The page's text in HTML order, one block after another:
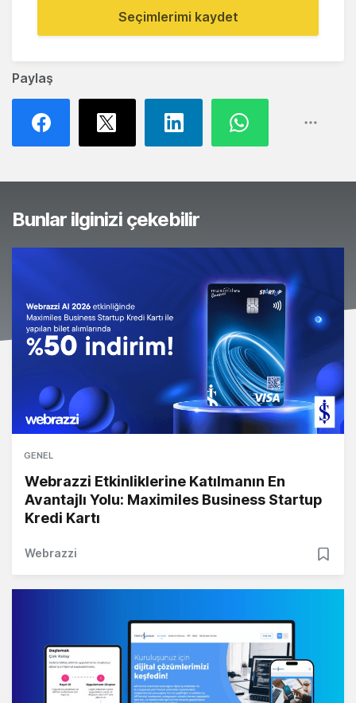
Paylaş
Seçimlerimi kaydet
Bunlar ilginizi çekebilir
GENEL
Webrazzi Etkinliklerine Katılmanın En
Avantajlı Yolu: Maximiles Business Startup
Kredi Kartı
Webrazzi